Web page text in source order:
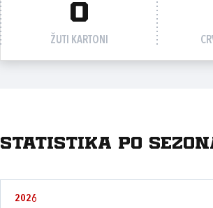
0
ŽUTI KARTONI
Statistika po
2026